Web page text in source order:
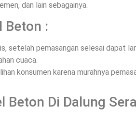
dan lain sebagainya.
Beton :
setelah pemasangan selesai dapat
cuaca.
konsumen karena murahnya
Beton Di Dalung